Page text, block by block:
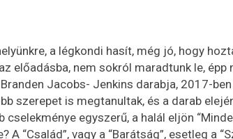
a légkondi hasít, még jó, hogy
előadásba, nem sokról maradtunk le, épp
Jacobs- Jenkins darabja, 2017-
szerepet is megtanultak, és a darab
egyszerű, a halál eljön
A “Család”, vagy a “Barátság”, esetleg a